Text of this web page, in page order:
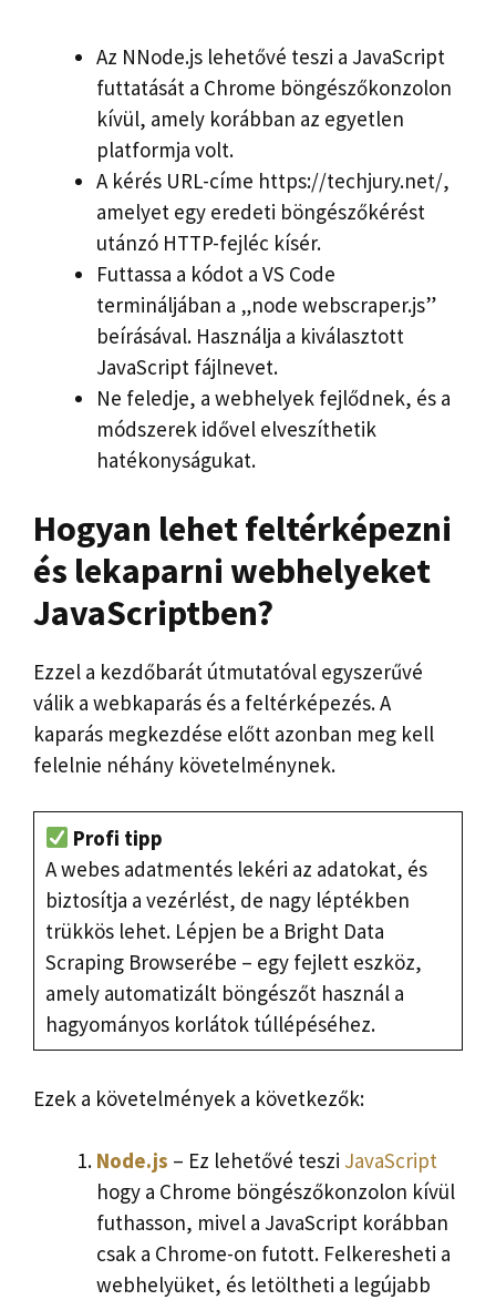
Az NNode.js lehetővé teszi a JavaScript
futtatását a Chrome böngészőkonzolon
kívül, amely korábban az egyetlen
platformja volt.
A kérés URL-címe https://techjury.net/,
amelyet egy eredeti böngészőkérést
utánzó HTTP-fejléc kísér.
Futtassa a kódot a VS Code
termináljában a „node webscraper.js”
beírásával. Használja a kiválasztott
JavaScript fájlnevet.
Ne feledje, a webhelyek fejlődnek, és a
módszerek idővel elveszíthetik
hatékonyságukat.
Hogyan lehet feltérképezni
és lekaparni webhelyeket
JavaScriptben?
Ezzel a kezdőbarát útmutatóval egyszerűvé
válik a webkaparás és a feltérképezés. A
kaparás megkezdése előtt azonban meg kell
felelnie néhány követelménynek.
Profi tipp
A webes adatmentés lekéri az adatokat, és
biztosítja a vezérlést, de nagy léptékben
trükkös lehet. Lépjen be a Bright Data
Scraping Browserébe – egy fejlett eszköz,
amely automatizált böngészőt használ a
hagyományos korlátok túllépéséhez.
Ezek a követelmények a következők:
Node.js – Ez lehetővé teszi JavaScript
hogy a Chrome böngészőkonzolon kívül
futhasson, mivel a JavaScript korábban
csak a Chrome-on futott. Felkeresheti a
webhelyüket, és letöltheti a legújabb